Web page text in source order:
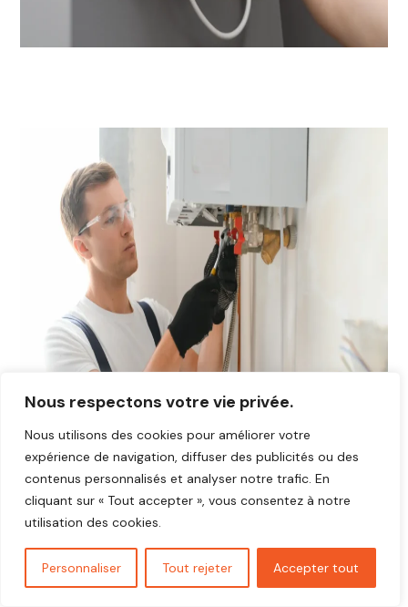
Nous respectons votre vie privée.
Nous utilisons des cookies pour améliorer votre
expérience de navigation, diffuser des publicités ou des
contenus personnalisés et analyser notre trafic. En
cliquant sur « Tout accepter », vous consentez à notre
utilisation des cookies.
Personnaliser Tout rejeter Accepter tout
Avis plombier Gressey 78550
78550?
Découvrez les avis de nos clients satisfaits qui ont